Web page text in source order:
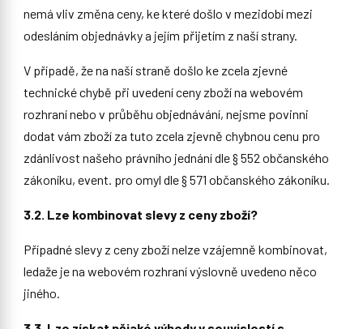
nemá vliv změna ceny, ke které došlo v mezidobí mezi
odesláním objednávky a jejím přijetím z naší strany.
V případě, že na naší straně došlo ke zcela zjevné
technické chybě při uvedení ceny zboží na webovém
rozhraní nebo v průběhu objednávání, nejsme povinni
dodat vám zboží za tuto zcela zjevně chybnou cenu pro
zdánlivost našeho právního jednání dle § 552 občanského
zákoníku, event. pro omyl dle § 571 občanského zákoníku.
3.2. Lze kombinovat slevy z ceny zboží?
Případné slevy z ceny zboží nelze vzájemně kombinovat,
ledaže je na webovém rozhraní výslovně uvedeno něco
jiného.